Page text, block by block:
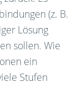
(z. B.
Lösung
sollen. Wie
ein
Stufen